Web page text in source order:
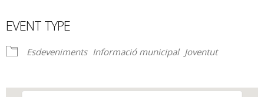
EVENT TYPE
Esdeveniments Informació municipal Joventut